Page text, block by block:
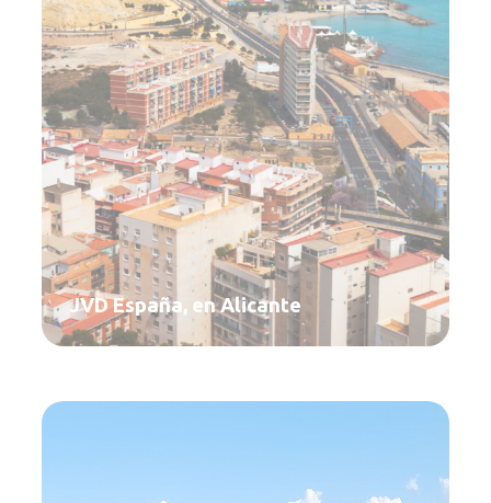
JVD España, en Alicante